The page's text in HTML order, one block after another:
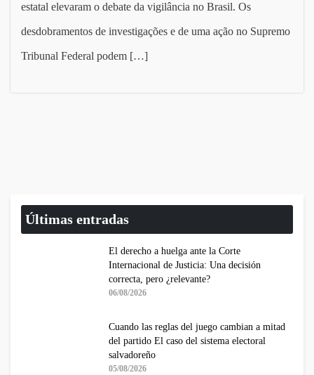
estatal elevaram o debate da vigilância no Brasil. Os
desdobramentos de investigações e de uma ação no Supremo
Tribunal Federal podem […]
Últimas entradas
El derecho a huelga ante la Corte
Internacional de Justicia: Una decisión
correcta, pero ¿relevante?
06/08/2026
Cuando las reglas del juego cambian a mitad
del partido El caso del sistema electoral
salvadoreño
05/08/2026